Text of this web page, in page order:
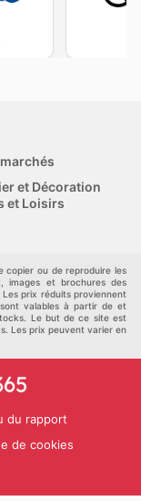
et Décoration
et Loisirs
copier ou de reproduire les
images et brochures des
prix réduits proviennent
valables à partir de et
Le but de ce site est
Les prix peuvent varier en
du rapport
de cookies